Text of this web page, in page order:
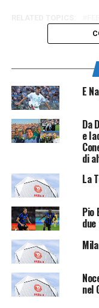
E
Da
e
di
La
Pio
nel